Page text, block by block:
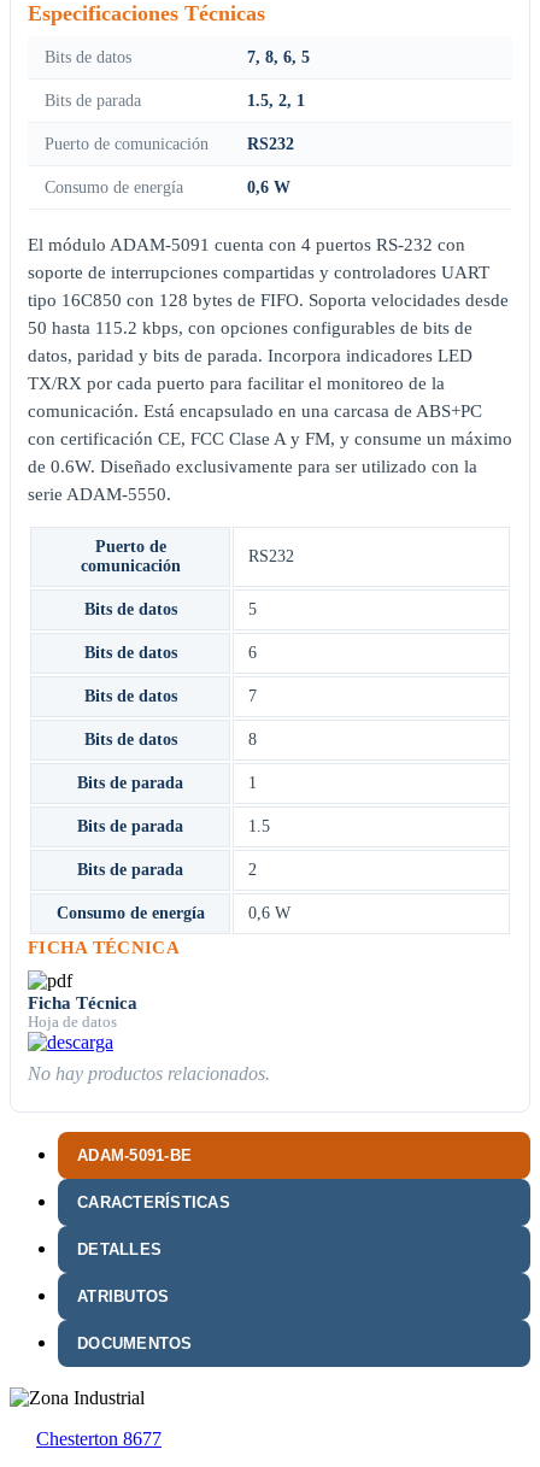
ADAM-5091-BE
CARACTERÍSTICAS
DETALLES
ATRIBUTOS
DOCUMENTOS
Especificaciones Técnicas
Bits de datos 7, 8, 6, 5
Bits de parada 1.5, 2, 1
Puerto de comunicación RS232
Consumo de energía 0,6 W
El módulo ADAM-5091 cuenta con 4 puertos RS-232 con
soporte de interrupciones compartidas y controladores UART
tipo 16C850 con 128 bytes de FIFO. Soporta velocidades desde
50 hasta 115.2 kbps, con opciones configurables de bits de
datos, paridad y bits de parada. Incorpora indicadores LED
TX/RX por cada puerto para facilitar el monitoreo de la
comunicación. Está encapsulado en una carcasa de ABS+PC
con certificación CE, FCC Clase A y FM, y consume un máximo
de 0.6W. Diseñado exclusivamente para ser utilizado con la
serie ADAM-5550.
Puerto de
comunicación
RS232
Bits de datos 5
Bits de datos 6
Bits de datos 7
Bits de datos 8
Bits de parada 1
Bits de parada 1.5
Bits de parada 2
Consumo de energía 0,6 W
FICHA TÉCNICA
Ficha Técnica
Hoja de datos
No hay productos relacionados.
Chesterton 8677